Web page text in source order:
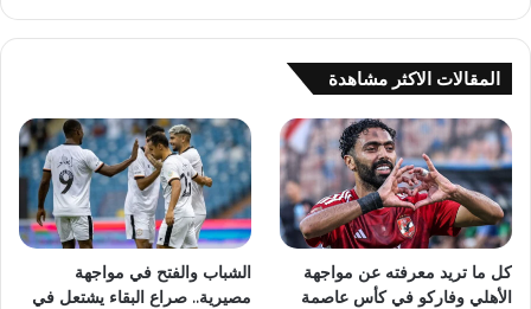
المقالات الاكثر مشاهدة
كل ما تريد معرفته عن مواجهة
الأهلي وفاركو في كأس عاصمة
الشباب والفتح في مواجهة
مصيرية.. صراع البقاء يشتعل في